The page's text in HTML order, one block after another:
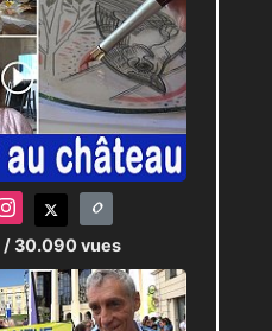
/ 30.090 vues